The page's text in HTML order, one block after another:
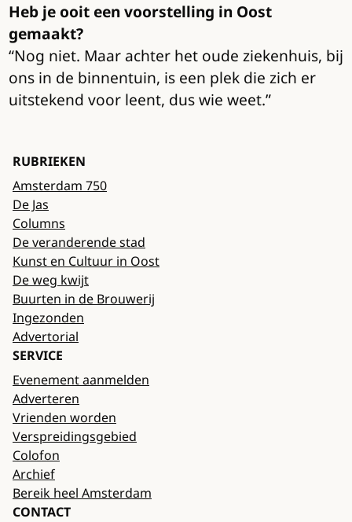
Heb je ooit een voorstelling in Oost
gemaakt?
“Nog niet. Maar achter het oude ziekenhuis, bij
ons in de binnentuin, is een plek die zich er
uitstekend voor leent, dus wie weet.”
RUBRIEKEN
Amsterdam 750
De Jas
Columns
De veranderende stad
Kunst en Cultuur in Oost
De weg kwijt
Buurten in de Brouwerij
Ingezonden
Advertorial
SERVICE
Evenement aanmelden
Adverteren
Vrienden worden
Verspreidingsgebied
Colofon
Archief
Bereik heel Amsterdam
CONTACT